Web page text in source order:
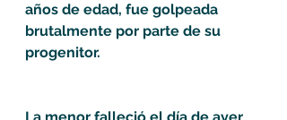
años de edad, fue golpeada
brutalmente por parte de su
progenitor.